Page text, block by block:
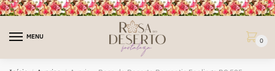
MENU
0